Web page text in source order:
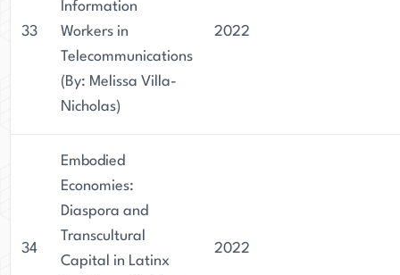
33
Information
Workers in
Telecommunications
(By: Melissa Villa-
Nicholas)
2022
34
Embodied
Economies:
Diaspora and
Transcultural
Capital in Latinx
2022